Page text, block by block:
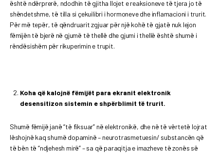
është ndërprerë, ndodhin të gjitha llojet e reaksioneve të tjera jo të
shëndetshme, të tilla si çekuilibri i hormoneve dhe inflamacioni i trurit.
Për më tepër, të qëndruarit zgjuar për një kohë të gjatë nuk lejon
fëmijën të bjerë në gjumë të thellë dhe gjumi i thellë është shumë i
rëndësishëm për rikuperimin e trupit.
Koha që kalojnë fëmijët para ekranit elektronik
desensitizon sistemin e shpërblimit të trurit.
Shumë fëmijë janë “të fiksuar” në elektronikë, dhe në të vërtetë lojrat
lëshojnë kaq shumë dopaminë – neurotrasmetuesin/ substancën që
të bën të “ndjehesh mirë” – sa që paraqitja e imazheve të zonës së